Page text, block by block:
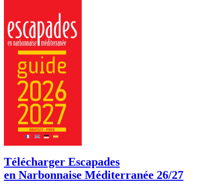
Télécharger Escapades
en Narbonnaise Méditerranée 26/27